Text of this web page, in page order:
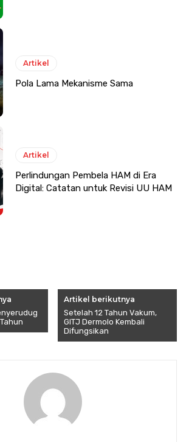
Artikel
Pola Lama Mekanisme Sama
Artikel
Perlindungan Pembela HAM di Era
Digital: Catatan untuk Revisi UU HAM
Artikel berikutnya
Setelah 12 Tahun Vakum,
GITJ Dermolo Kembali
Difungsikan